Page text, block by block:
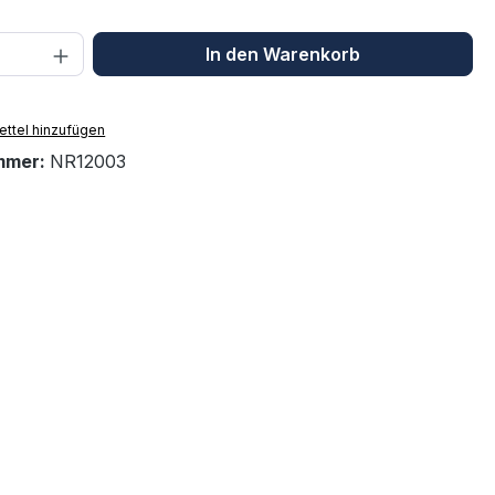
Anzahl: Gib den gewünschten Wert
In den Warenkorb
hinzufügen
NR12003